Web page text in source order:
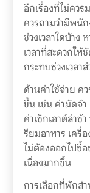
อีกเรื่องที่ไม่ควร
ควรถามว่ามีพนัก
ช่วงเวลาใดบ้า
เวลาที่สะดวกใ
กระทบช่วงเวลา
ด้านค่าใช้จ่าย ค
ขึ้น เช่น ค่ามัดจำ
ค่าเช็กเอาต์ล่าช้
รียมอาหาร เครื่
ไม่ต้องออกไปซื้
เนื่องมากขึ้น
การเลือกที่พักส